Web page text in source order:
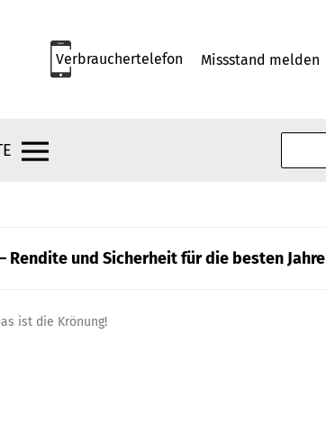
Verbrauchertelefon Missstand melden
Rendite und Sicherheit für die besten Jahre
ist die Krönung!